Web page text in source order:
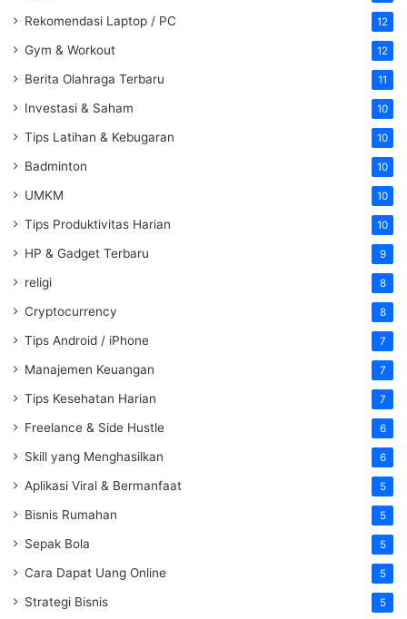
Rekomendasi Laptop / PC 12
Gym & Workout 12
Berita Olahraga Terbaru 11
Investasi & Saham 10
Tips Latihan & Kebugaran 10
Badminton 10
UMKM 10
Tips Produktivitas Harian 10
HP & Gadget Terbaru 9
religi 8
Cryptocurrency 8
Tips Android / iPhone 7
Manajemen Keuangan 7
Tips Kesehatan Harian 7
Freelance & Side Hustle 6
Skill yang Menghasilkan 6
Aplikasi Viral & Bermanfaat 5
Bisnis Rumahan 5
Sepak Bola 5
Cara Dapat Uang Online 5
Strategi Bisnis 5